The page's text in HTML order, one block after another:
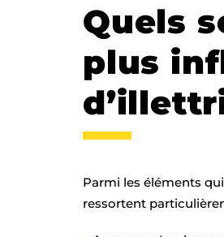
Quels
plus
Parmi les éléments
ressortent